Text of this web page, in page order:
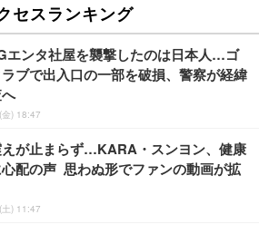
セスランキング
エンタ社屋を襲撃したのは日本人…ゴ
ラブで出入口の一部を破損、警察が経緯
) 18:47
えが止まらず…KARA・スンヨン、健康
配の声 思わぬ形でファンの動画が拡
) 11:47